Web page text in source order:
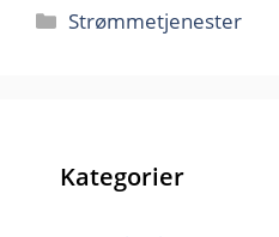
Kategorier
Strømmetjenester
Kategorier